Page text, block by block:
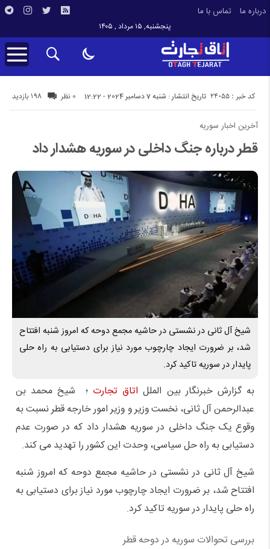
درباره ما تماس با ما
پنجشنبه, ۱۵ مرداد , ۱۴۰۵
تاریخ انتشار : شنبه 7 دسامبر 2024 - 12:22 198 بازدید کد خبر : 24055 0 نظر
آخرین اخبار سوریه
قطر درباره جنگ داخلی در سوریه هشدار داد
شیخ آل ثانی در نشستی در حاشیه مجمع دوحه که امروز شنبه افتتاح
شد، بر ضرورت ایجاد چارچوب مورد نیاز برای دستیابی به راه حلی
پایدار در سوریه تاکید کرد.
به گزارش خبرنگار بین الملل اتاق تجارت ؛ شیخ محمد بن
عبدالرحمن آل ثانی، نخست وزیر و وزیر امور خارجه قطر نسبت به
وقوع یک جنگ داخلی در سوریه هشدار داد که در صورت عدم
دستیابی به راه حل سیاسی، وحدت این کشور را تهدید می کند.
شیخ آل ثانی در نشستی در حاشیه مجمع دوحه که امروز شنبه
افتتاح شد، بر ضرورت ایجاد چارچوب مورد نیاز برای دستیابی به
راه حلی پایدار در سوریه تاکید کرد.
بررسی تحوالات سوریه در دوحه قطر